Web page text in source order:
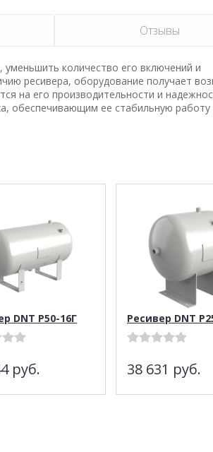
Отзывы
уменьшить количество его включений и
ресивера, оборудование получает
на его производительности и
обеспечивающим ее стабильную работу
DNT Р50-16Г
руб.
Ресивер DNT
38 631 руб.